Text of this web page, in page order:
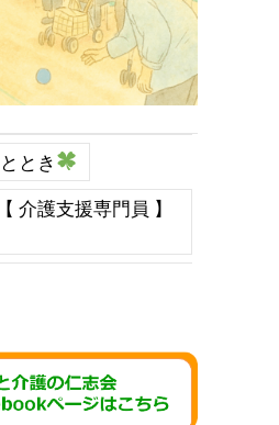
とき
介護支援専門員 】